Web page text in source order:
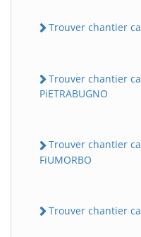
Trouver chantier
Trouver chantier
PiETRABUGNO
Trouver chantier
FiUMORBO
Trouver chantier